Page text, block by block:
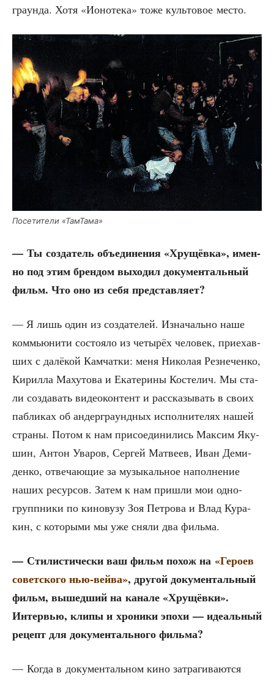
гра­ун­да. Хотя «Ионо­те­ка» тоже куль­то­вое место.
Посе­ти­те­ли «Там­Та­ма»
— Ты созда­тель объ­еди­не­ния «Хру­щёв­ка», имен­
но под этим брен­дом выхо­дил доку­мен­таль­ный
фильм. Что оно из себя представляет?
— Я лишь один из созда­те­лей. Изна­чаль­но наше
ком­мью­ни­ти состо­я­ло из четы­рёх чело­век, при­е­хав­
ших с далё­кой Кам­чат­ки: меня Нико­лая Рез­не­чен­ко,
Кирил­ла Маху­то­ва и Ека­те­ри­ны Косте­лич. Мы ста­
ли созда­вать видео­кон­тент и рас­ска­зы­вать в сво­их
паб­ли­ках об андер­гра­унд­ных испол­ни­те­лях нашей
стра­ны. Потом к нам при­со­еди­ни­лись Мак­сим Яку­
шин, Антон Ува­ров, Сер­гей Мат­ве­ев, Иван Деми­
ден­ко, отве­ча­ю­щие за музы­каль­ное напол­не­ние
наших ресур­сов. Затем к нам при­шли мои одно­
группни­ки по кино­ву­зу Зоя Пет­ро­ва и Влад Кура­
кин, с кото­ры­ми мы уже сня­ли два фильма.
— Сти­ли­сти­че­ски ваш фильм похож на «Геро­ев
совет­ско­го нью-вей­ва», дру­гой доку­мен­таль­ный
фильм, вышед­ший на кана­ле «Хру­щёв­ки».
Интер­вью, кли­пы и хро­ни­ки эпо­хи — иде­аль­ный
рецепт для доку­мен­таль­но­го фильма?
— Когда в доку­мен­таль­ном кино затра­ги­ва­ют­ся